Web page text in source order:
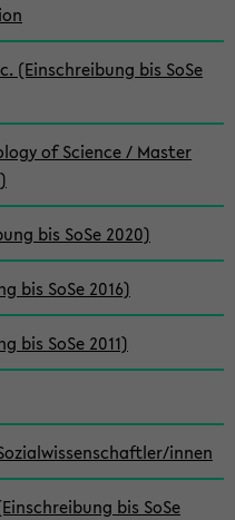
(Einschreibung bis SoSe
of Science / Master
bis SoSe 2020)
bis SoSe 2016)
bis SoSe 2011)
innen
bis SoSe